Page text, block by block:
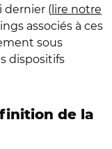
dernier ( lire notre
associés à ces
sous
dispositifs
de la